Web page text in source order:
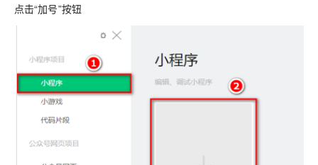
点击“加号”按钮